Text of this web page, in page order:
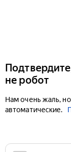
не робот
Нам очень жаль,
автоматические.